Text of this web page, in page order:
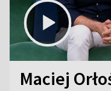
Maciej